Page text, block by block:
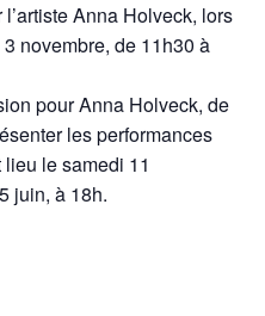
Anna Holveck, lors
novembre, de 11h30 à
pour Anna Holveck, de
les performances
le samedi 11
juin, à 18h.